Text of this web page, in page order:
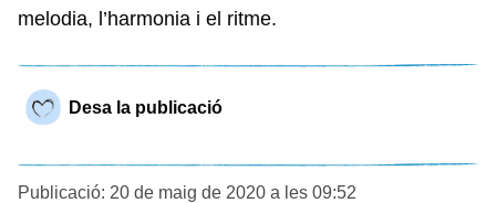
melodia, l’harmonia i el ritme.
Desa la publicació
Publicació: 20 de maig de 2020 a les 09:52